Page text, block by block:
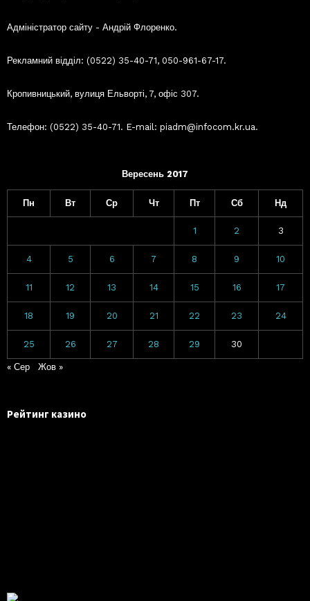
Адміністратор сайту - Андрій Флоренко.
Рекламний відділ: (0522) 35-40-71, 050-961-67-17.
Кропивницький, вулиця Ельворті, 7, офіс 307.
Телефон: (0522) 35-40-71. E-mail: piadm@infocom.kr.ua.
Вересень 2017
Пн Вт Ср Чт Пт Сб Нд
1 2 3
4 5 6 7 8 9 10
11 12 13 14 15 16 17
18 19 20 21 22 23 24
25 26 27 28 29 30
« Сер Жов »
Рейтинг казино